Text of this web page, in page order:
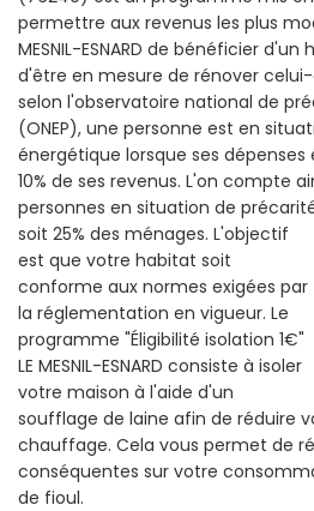
permettre aux revenus les plus
MESNIL-ESNARD de bénéficier
d'être en mesure de rénover
selon l'observatoire national de
(ONEP), une personne est en
énergétique lorsque ses
10% de ses revenus. L'on compte
personnes en situation de
soit 25% des ménages. L'objectif
est que votre habitat soit
conforme aux normes exigées par
la réglementation en vigueur. Le
programme "Éligibilité isolation 1€"
LE MESNIL-ESNARD consiste à isoler
votre maison à l'aide d'un
soufflage de laine afin de réduire
chauffage. Cela vous permet de
conséquentes sur votre
de fioul.